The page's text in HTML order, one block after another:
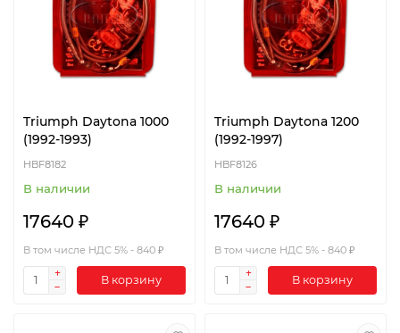
Triumph Daytona 1000
(1992-1993)
HBF8182
В наличии
17640 ₽
В том числе НДС 5% - 840 ₽
В корзину
Triumph Daytona 1200
(1992-1997)
HBF8126
В наличии
17640 ₽
В том числе НДС 5% - 840 ₽
В корзину